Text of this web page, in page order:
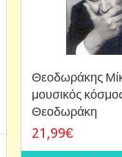
Θεοδωράκης
μουσικός
Θεοδωράκη
21,99€